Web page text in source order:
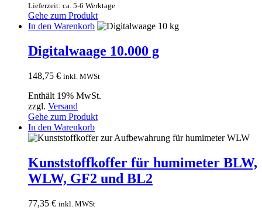
Lieferzeit: ca. 5-6 Werktage
Gehe zum Produkt
In den Warenkorb
Digitalwaage 10.000 g
148,75 € inkl. MWSt
Enthält 19% MwSt.
zzgl. Versand
Gehe zum Produkt
In den Warenkorb
Kunststoffkoffer für humimeter BLW,
WLW, GF2 und BL2
77,35 € inkl. MWSt